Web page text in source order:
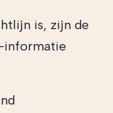
is, zijn de
informatie